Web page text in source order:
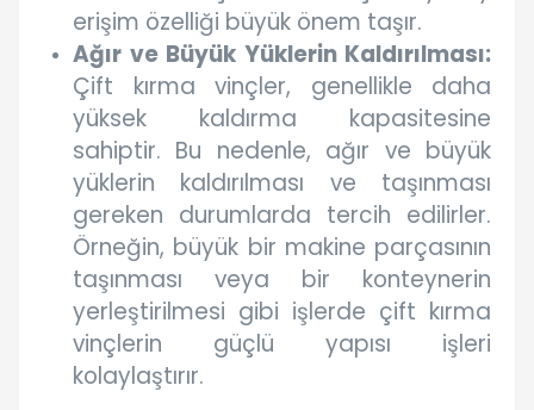
erişim özelliği büyük önem taşır.
Ağır ve Büyük Yüklerin Kaldırılması:
Çift kırma vinçler, genellikle daha
yüksek kaldırma kapasitesine
sahiptir. Bu nedenle, ağır ve büyük
yüklerin kaldırılması ve taşınması
gereken durumlarda tercih edilirler.
Örneğin, büyük bir makine parçasının
taşınması veya bir konteynerin
yerleştirilmesi gibi işlerde çift kırma
vinçlerin güçlü yapısı işleri
kolaylaştırır.